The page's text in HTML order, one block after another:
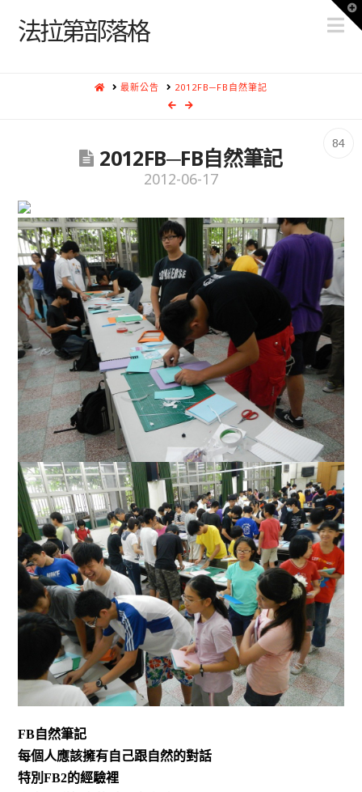
法拉第部落格
HOME最新公告 2012FB─FB自然筆記
84
2012FB─FB自然筆記
2012-06-17
FB自然筆記
每個人應該擁有自己跟自然的對話
特別FB2的經驗裡